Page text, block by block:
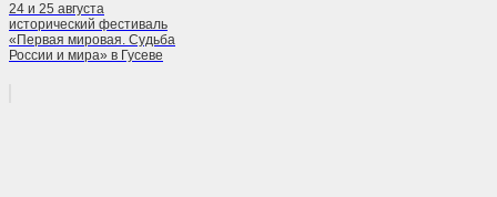
24 и 25 августа
исторический фестиваль
«Первая мировая. Судьба
России и мира» в Гусеве